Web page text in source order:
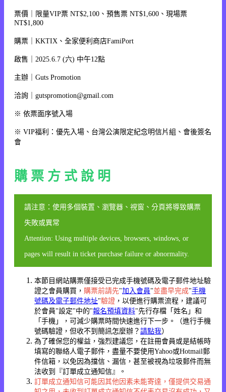
票價｜限量VIP票 NT$2,100、預售票 NT$1,600、現場票
NT$1,800
購票｜KKTIX、全家便利商店FamiPort
啟售｜2025.6.7 (六) 中午12點
主辦｜Guts Promotion
洽詢｜gutspromotion@gmail.com
※ 依票面序號入場
※ VIP福利：優先入場、台灣公演限定紀念明信片組、會後簽名
會
購 票 方 式 說 明
請注意：使用多個裝置、瀏覽器、視窗、分頁將導致購票
失敗或異常
Attention: Using multiple devices, browsers, windows, or
pages will result in ticket purchase failure or abnormality.
本節目網站購票僅接受已完成手機號碼及電子郵件地址驗
證之會員購買， 購票前請先"加入會員 "並盡早完成"手機
號碼及電子郵件地址"驗證 ，以便進行購票流程，建議可
於會員"設定"中的"報名預填資料"先行存檔「姓名」和
「手機」，可減少購票時間快速進行下一步。（進行手機
號碼驗證，但收不到簡訊怎麼辦？ 請點我）
為了確保您的權益，強烈建議您，在註冊會員或是結帳時
填寫的聯絡人電子郵件，盡量不要使用Yahoo或Hotmail郵
件信箱，以免因為擋信、漏信，甚至被視為垃圾郵件而無
法收到『訂單成立通知信』。
訂單成立通知信可能因其他因素未能寄達，僅提供交易通